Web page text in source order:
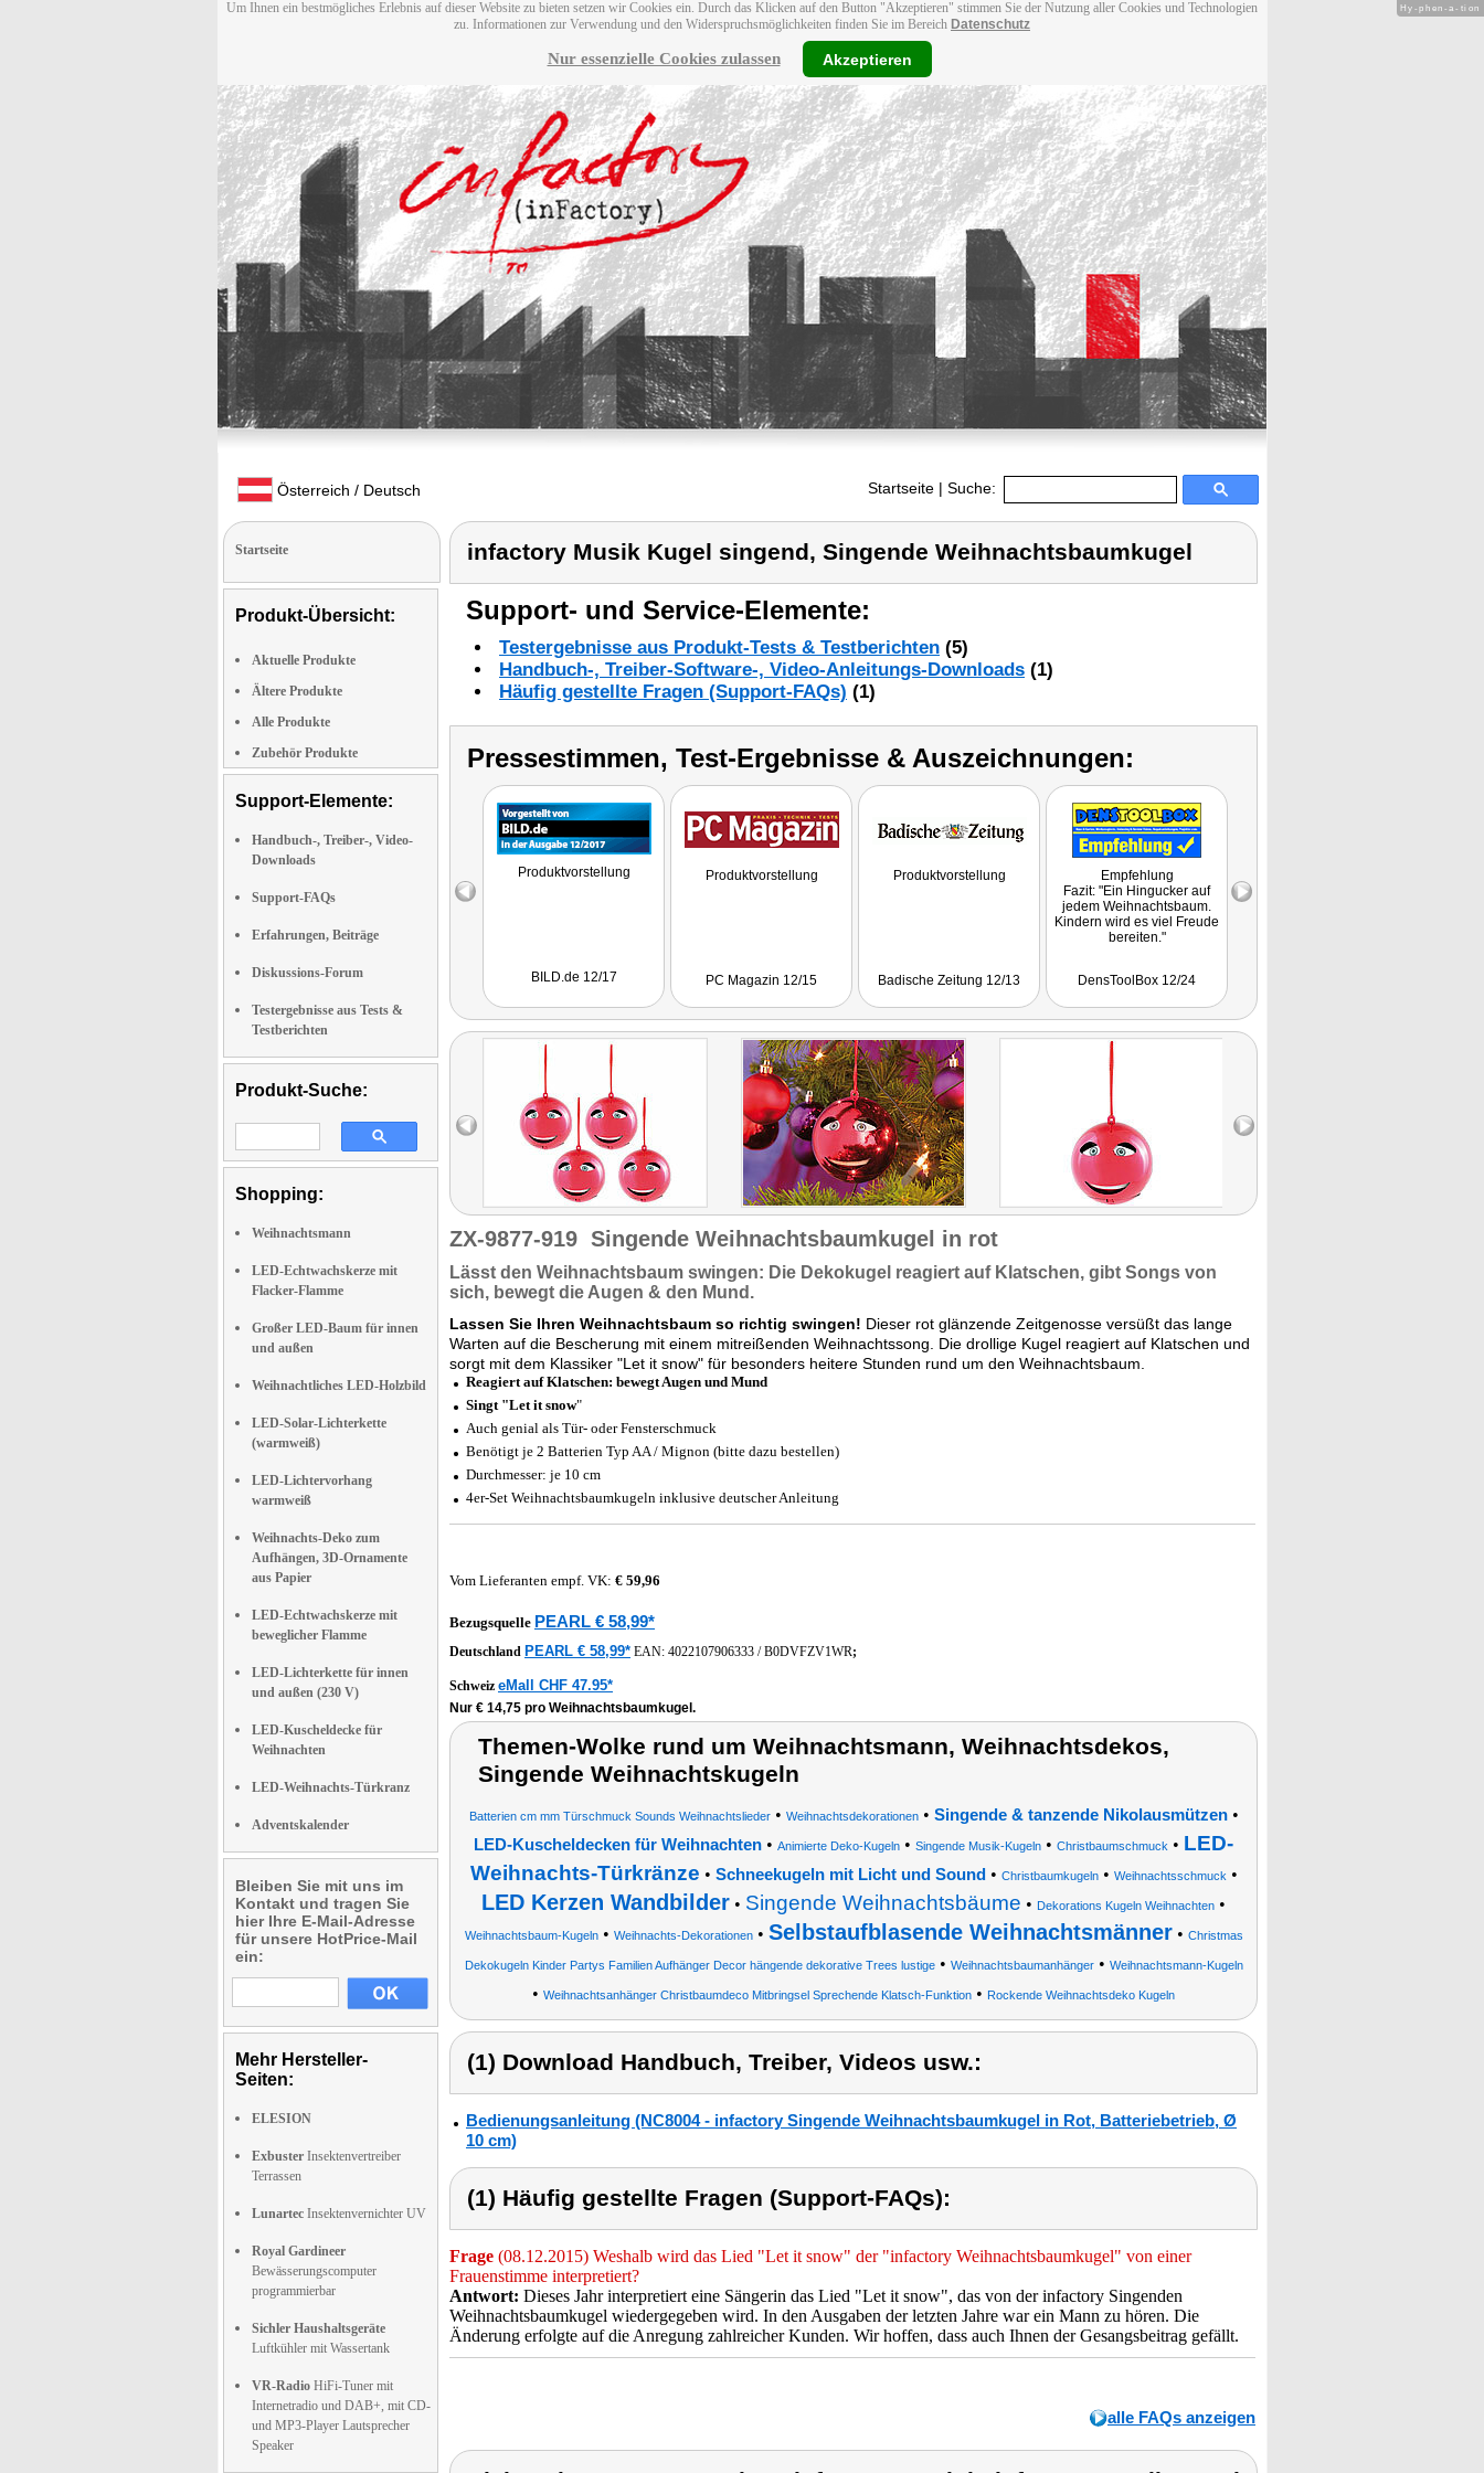
Um Ihnen ein bestmögliches Erlebnis auf dieser Website zu bieten setzen wir Cookies ein. Durch das Klicken auf den Button "Akzeptieren" stimmen Sie der Nutzung aller Cookies und Technologien
zu. Informationen zur Verwendung und den Widerspruchsmöglichkeiten finden Sie im Bereich Datenschutz
Nur essenzielle Cookies zulassen Akzeptieren
Österreich / Deutsch Startseite | Suche:
Startseite
Produkt-Übersicht:
Aktuelle Produkte
Ältere Produkte
Alle Produkte
Zubehör Produkte
Support-Elemente:
Handbuch-, Treiber-, Video-
Downloads
Support-FAQs
Erfahrungen, Beiträge
Diskussions-Forum
Testergebnisse aus Tests &
Testberichten
Produkt-Suche:
Shopping:
Weihnachtsmann
LED-Echtwachskerze mit
Flacker-Flamme
Großer LED-Baum für innen
und außen
Weihnachtliches LED-Holzbild
LED-Solar-Lichterkette
(warmweiß)
LED-Lichtervorhang
warmweiß
Weihnachts-Deko zum
Aufhängen, 3D-Ornamente
aus Papier
LED-Echtwachskerze mit
beweglicher Flamme
LED-Lichterkette für innen
und außen (230 V)
LED-Kuscheldecke für
Weihnachten
LED-Weihnachts-Türkranz
Adventskalender
Bleiben Sie mit uns im
Kontakt und tragen Sie
hier Ihre E-Mail-Adresse
für unsere HotPrice-Mail
ein:
Mehr Hersteller-
Seiten:
ELESION
Exbuster Insektenvertreiber
Terrassen
Lunartec Insektenvernichter UV
Royal Gardineer
Bewässerungscomputer
programmierbar
Sichler Haushaltsgeräte
Luftkühler mit Wassertank
VR-Radio HiFi-Tuner mit
Internetradio und DAB+, mit CD-
und MP3-Player Lautsprecher
Speaker
infactory Musik Kugel singend, Singende Weihnachtsbaumkugel
Support- und Service-Elemente:
Testergebnisse aus Produkt-Tests & Testberichten (5)
Handbuch-, Treiber-Software-, Video-Anleitungs-Downloads (1)
Häufig gestellte Fragen (Support-FAQs) (1)
Pressestimmen, Test-Ergebnisse & Auszeichnungen:
Produktvorstellung
BILD.de 12/17
Produktvorstellung
PC Magazin 12/15
Produktvorstellung
Badische Zeitung 12/13
Empfehlung
Fazit: "Ein Hingucker auf
jedem Weihnachtsbaum.
Kindern wird es viel Freude
bereiten."
DensToolBox 12/24
ZX-9877-919 Singende Weihnachtsbaumkugel in rot
Lässt den Weihnachtsbaum swingen: Die Dekokugel reagiert auf Klatschen, gibt Songs von
sich, bewegt die Augen & den Mund.
Lassen Sie Ihren Weihnachtsbaum so richtig swingen! Dieser rot glänzende Zeitgenosse versüßt das lange
Warten auf die Bescherung mit einem mitreißenden Weihnachtssong. Die drollige Kugel reagiert auf Klatschen und
sorgt mit dem Klassiker "Let it snow" für besonders heitere Stunden rund um den Weihnachtsbaum.
Reagiert auf Klatschen: bewegt Augen und Mund
Singt "Let it snow"
Auch genial als Tür- oder Fensterschmuck
Benötigt je 2 Batterien Typ AA / Mignon (bitte dazu bestellen)
Durchmesser: je 10 cm
4er-Set Weihnachtsbaumkugeln inklusive deutscher Anleitung
Vom Lieferanten empf. VK: € 59,96
Bezugsquelle PEARL € 58,99*
Deutschland PEARL € 58,99* EAN: 4022107906333 /B0DVFZV1WR;
Schweiz eMall CHF 47.95*
Nur € 14,75 pro Weihnachtsbaumkugel.
Themen-Wolke rund um Weihnachtsmann, Weihnachtsdekos,
Singende Weihnachtskugeln
Batterien cm mm Türschmuck Sounds Weihnachtslieder• Weihnachtsdekorationen• Singende & tanzende Nikolausmützen•
LED-Kuscheldecken für Weihnachten • Animierte Deko-Kugeln • Singende Musik-Kugeln • Christbaumschmuck • LED-
Weihnachts-Türkränze • Schneekugeln mit Licht und Sound• Christbaumkugeln• Weihnachtsschmuck •
LED Kerzen Wandbilder • Singende Weihnachtsbäume • Dekorations Kugeln Weihnachten •
Weihnachtsbaum-Kugeln• Weihnachts-Dekorationen• Selbstaufblasende Weihnachtsmänner• Christmas
Dekokugeln Kinder Partys Familien Aufhänger Decor hängende dekorative Trees lustige• Weihnachtsbaumanhänger• Weihnachtsmann-Kugeln
• Weihnachtsanhänger Christbaumdeco Mitbringsel Sprechende Klatsch-Funktion • Rockende Weihnachtsdeko Kugeln
(1) Download Handbuch, Treiber, Videos usw.:
Bedienungsanleitung (NC8004 - infactory Singende Weihnachtsbaumkugel in Rot, Batteriebetrieb, Ø
10 cm)
(1) Häufig gestellte Fragen (Support-FAQs):
Frage (08.12.2015) Weshalb wird das Lied "Let it snow" der "infactory Weihnachtsbaumkugel" von einer
Frauenstimme interpretiert?
Antwort: Dieses Jahr interpretiert eine Sängerin das Lied "Let it snow", das von der infactory Singenden
Weihnachtsbaumkugel wiedergegeben wird. In den Ausgaben der letzten Jahre war ein Mann zu hören. Die
Änderung erfolgte auf die Anregung zahlreicher Kunden. Wir hoffen, dass auch Ihnen der Gesangsbeitrag gefällt.
alle FAQs anzeigen
Hy-phen-a-tion